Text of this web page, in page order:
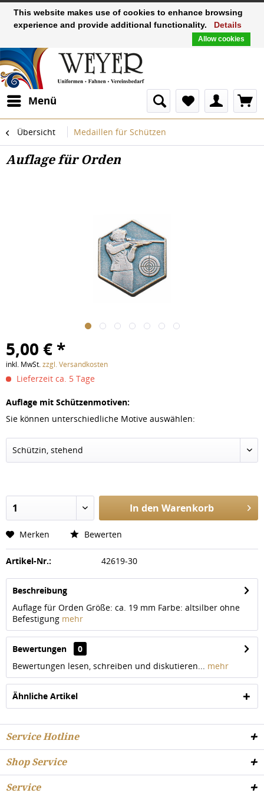
Menü
Übersicht Medaillen für Schützen
Auflage für Orden
5,00 € *
inkl. MwSt.zzgl. Versandkosten
Lieferzeit ca. 5 Tage
Auflage mit Schützenmotiven:
Sie können unterschiedliche Motive auswählen:
In den Warenkorb
Merken Bewerten
Artikel-Nr.: 42619-30
Beschreibung
Auflage für Orden Größe: ca. 19 mm Farbe: altsilber ohne
Befestigung mehr
Bewertungen
0
Bewertungen lesen, schreiben und diskutieren... mehr
Ähnliche Artikel
Service Hotline
Shop Service
Service
This website makes use of cookies to enhance browsing
experience and provide additional functionality.
Details
Allow cookies